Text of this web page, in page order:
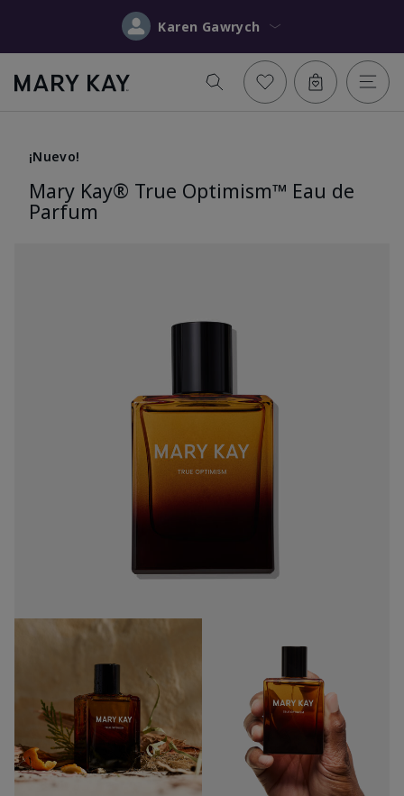
Karen Gawrych
¡Nuevo!
Mary Kay® True Optimism™ Eau de
Parfum